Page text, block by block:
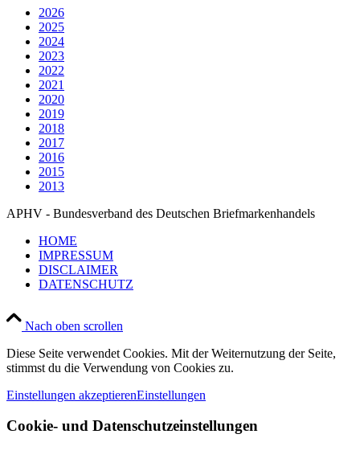
2026
2025
2024
2023
2022
2021
2020
2019
2018
2017
2016
2015
2013
APHV - Bundesverband des Deutschen Briefmarkenhandels
HOME
IMPRESSUM
DISCLAIMER
DATENSCHUTZ
Nach oben scrollen
Diese Seite verwendet Cookies. Mit der Weiternutzung der Seite,
stimmst du die Verwendung von Cookies zu.
Einstellungen akzeptierenEinstellungen
Cookie- und Datenschutzeinstellungen